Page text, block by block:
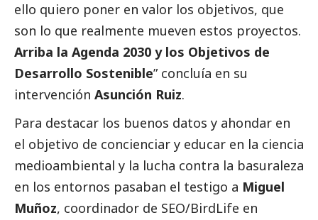
ello quiero poner en valor los objetivos, que
son lo que realmente mueven estos proyectos.
Arriba la Agenda 2030 y los Objetivos de
Desarrollo Sostenible” concluía en su
intervención Asunción Ruiz.
Para destacar los buenos datos y ahondar en
el objetivo de concienciar y educar en la ciencia
medioambiental y la lucha contra la basuraleza
en los entornos pasaban el testigo a Miguel
Muñoz, coordinador de SEO/BirdLife en